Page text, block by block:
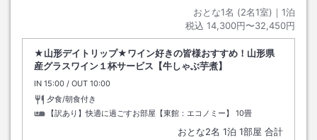
おとな1名 (2名1室)｜ 1泊
税込 14,300円〜32,450円
★山形デイトリップ★ワイン好きの皆様おすすめ！山形県
産グラスワイン１杯サービス【牛しゃぶ芋煮】
IN チェックイン
15:00 / OUT チェックアウト
10:00
夕食/朝食付き
【訳あり】快適に過ごすお部屋【東館：エコノミー】
10畳
おとな2名 1泊 1部屋 合計